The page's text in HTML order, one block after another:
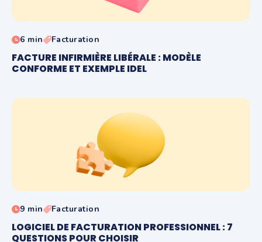
6 min Facturation
FACTURE INFIRMIÈRE LIBÉRALE : MODÈLE
CONFORME ET EXEMPLE IDEL
9 min Facturation
LOGICIEL DE FACTURATION PROFESSIONNEL : 7
QUESTIONS POUR CHOISIR